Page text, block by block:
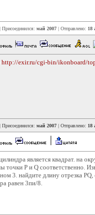
| Присоединился: май 2007 | Отправлено: 18
http://exir.ru/cgi-bin/ikonboard/
| Присоединился: май 2007 | Отправлено: 18
является квадрат. на
точки P и Q соответственно.
3. найдите длину отрезка
равен 3пи/8.